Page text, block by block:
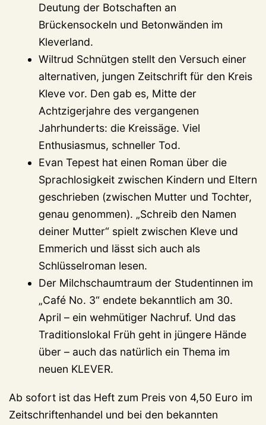
Deutung der Botschaften an
Brückensockeln und Betonwänden im
Kleverland.
Wiltrud Schnütgen stellt den Versuch einer
alternativen, jungen Zeitschrift für den Kreis
Kleve vor. Den gab es, Mitte der
Achtzigerjahre des vergangenen
Jahrhunderts: die Kreissäge. Viel
Enthusiasmus, schneller Tod.
Evan Tepest hat einen Roman über die
Sprachlosigkeit zwischen Kindern und Eltern
geschrieben (zwischen Mutter und Tochter,
genau genommen). „Schreib den Namen
deiner Mutter“ spielt zwischen Kleve und
Emmerich und lässt sich auch als
Schlüsselroman lesen.
Der Milchschaumtraum der Studentinnen im
„Café No. 3“ endete bekanntlich am 30.
April – ein wehmütiger Nachruf. Und das
Traditionslokal Früh geht in jüngere Hände
über – auch das natürlich ein Thema im
neuen KLEVER.
Ab sofort ist das Heft zum Preis von 4,50 Euro im
Zeitschriftenhandel und bei den bekannten